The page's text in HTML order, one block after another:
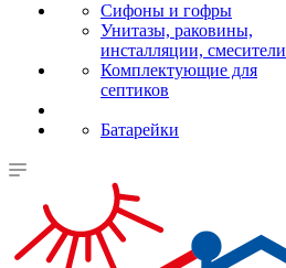
Сифоны и гофры
Унитазы, раковины,
инсталляции, смесители
Комплектующие для
септиков
Батарейки